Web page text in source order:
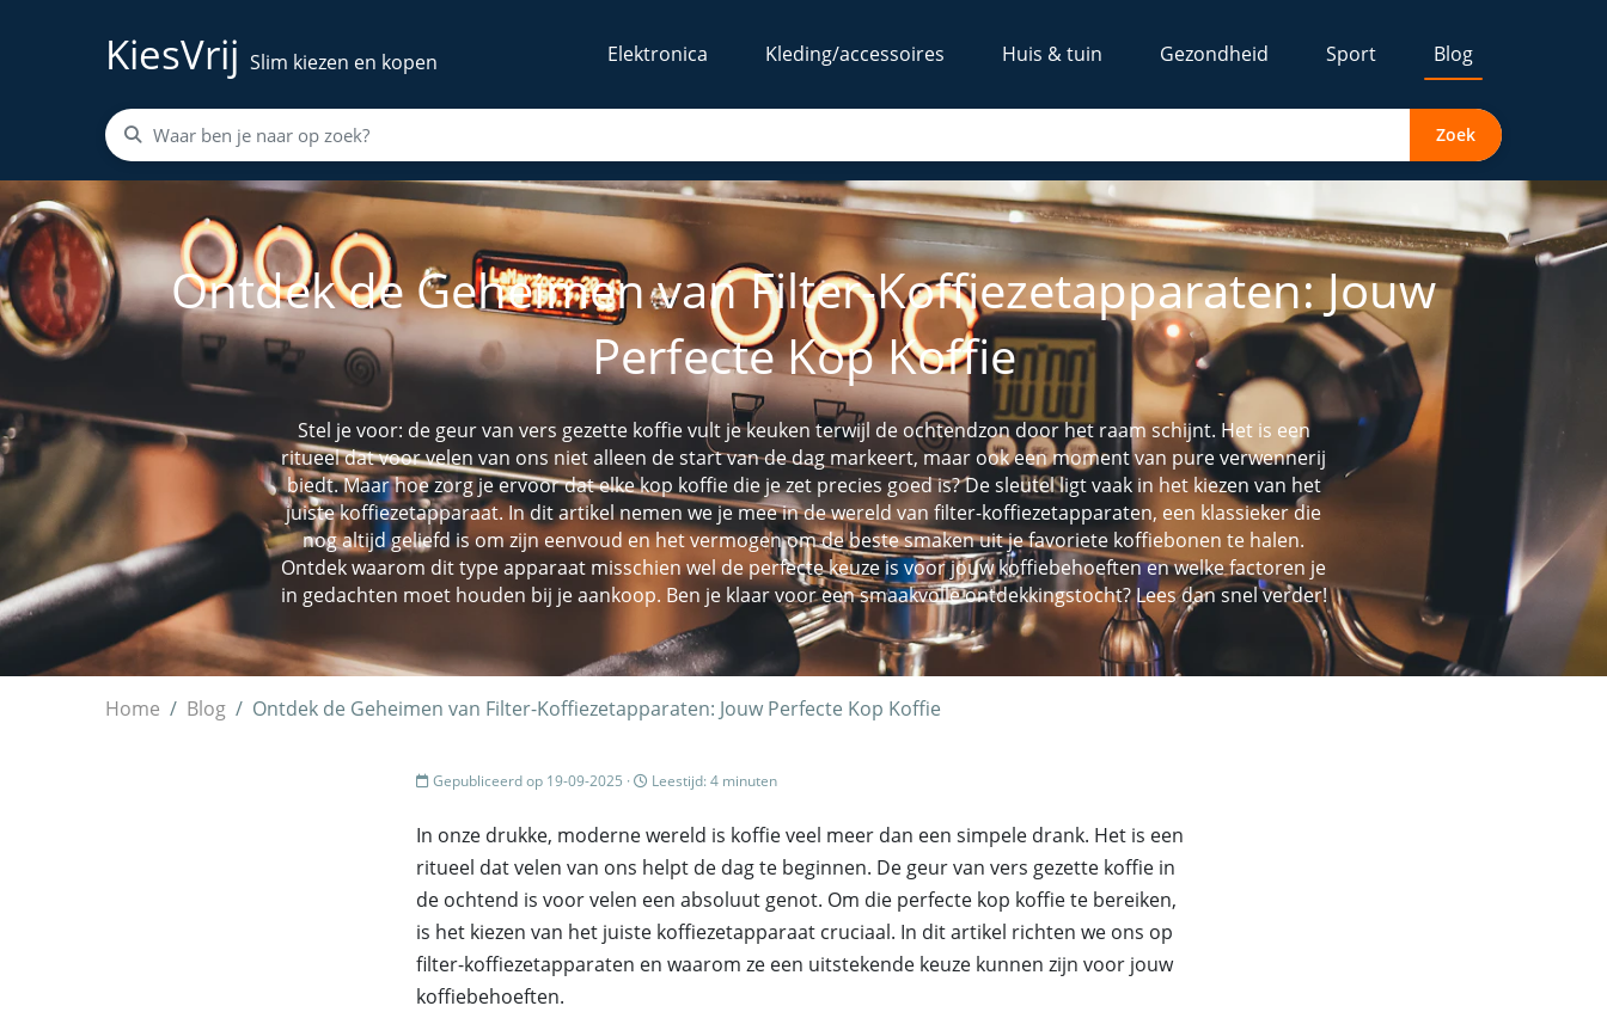
KiesVrij Slim kiezen en kopen Elektronica Kleding/accessoires Huis & tuin Gezondheid Sport Blog
Zoek
Ontdek de Geheimen van Filter-Koffiezetapparaten: Jouw
Perfecte Kop Koffie
Stel je voor: de geur van vers gezette koffie vult je keuken terwijl de ochtendzon door het raam schijnt. Het is een
ritueel dat voor velen van ons niet alleen de start van de dag markeert, maar ook een moment van pure verwennerij
biedt. Maar hoe zorg je ervoor dat elke kop koffie die je zet precies goed is? De sleutel ligt vaak in het kiezen van het
juiste koffiezetapparaat. In dit artikel nemen we je mee in de wereld van filter-koffiezetapparaten, een klassieker die
nog altijd geliefd is om zijn eenvoud en het vermogen om de beste smaken uit je favoriete koffiebonen te halen.
Ontdek waarom dit type apparaat misschien wel de perfecte keuze is voor jouw koffiebehoeften en welke factoren je
in gedachten moet houden bij je aankoop. Ben je klaar voor een smaakvolle ontdekkingstocht? Lees dan snel verder!
Home Blog Ontdek de Geheimen van Filter-Koffiezetapparaten: Jouw Perfecte Kop Koffie
Gepubliceerd op 19-09-2025 · Leestijd: 4 minuten
In onze drukke, moderne wereld is koffie veel meer dan een simpele drank. Het is een
ritueel dat velen van ons helpt de dag te beginnen. De geur van vers gezette koffie in
de ochtend is voor velen een absoluut genot. Om die perfecte kop koffie te bereiken,
is het kiezen van het juiste koffiezetapparaat cruciaal. In dit artikel richten we ons op
filter-koffiezetapparaten en waarom ze een uitstekende keuze kunnen zijn voor jouw
koffiebehoeften.